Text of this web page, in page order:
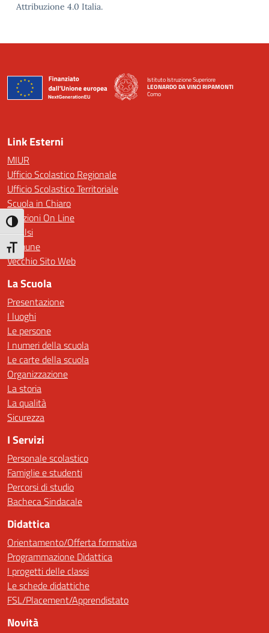
Attiva/disattiva alto contrasto
Attiva/disattiva dimensione testo
Attribuzione 4.0 Italia.
Istituto Istruzione Superiore
LEONARDO DA VINCI RIPAMONTI
Como
Link Esterni
MIUR
Ufficio Scolastico Regionale
Ufficio Scolastico Territoriale
Scuola in Chiaro
Iscrizioni On Line
Invalsi
Comune
Vecchio Sito Web
La Scuola
Presentazione
I luoghi
Le persone
I numeri della scuola
Le carte della scuola
Organizzazione
La storia
La qualità
Sicurezza
I Servizi
Personale scolastico
Famiglie e studenti
Percorsi di studio
Bacheca Sindacale
Didattica
Orientamento/Offerta formativa
Programmazione Didattica
I progetti delle classi
Le schede didattiche
FSL/Placement/Apprendistato
Novità